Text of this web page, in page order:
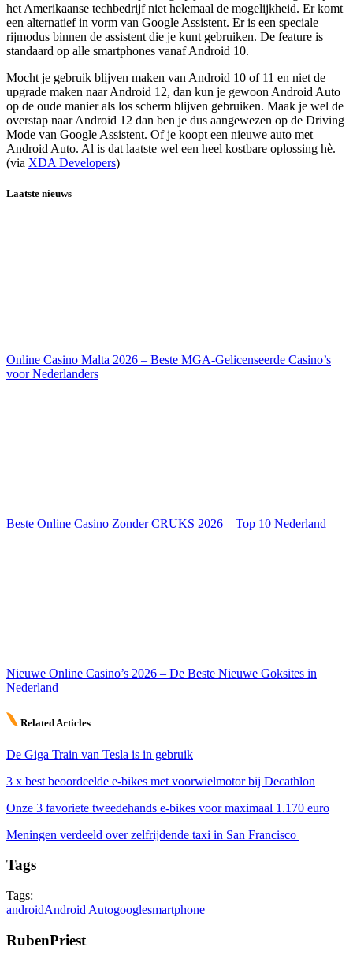
het Amerikaanse techbedrijf niet helemaal de mogelijkheid. Er komt
een alternatief in vorm van Google Assistent. Er is een speciale
rijmodus binnen de assistent die je kunt gebruiken. De feature is
standaard op alle smartphones vanaf Android 10.
Mocht je gebruik blijven maken van Android 10 of 11 en niet de
upgrade maken naar Android 12, dan kun je gewoon Android Auto
op de oude manier als los scherm blijven gebruiken. Maak je wel de
overstap naar Android 12 dan ben je dus aangewezen op de Driving
Mode van Google Assistent. Of je koopt een nieuwe auto met
Android Auto. Al is dat laatste wel een heel kostbare oplossing hè.
(via XDA Developers)
Laatste nieuws
Online Casino Malta 2026 – Beste MGA-Gelicenseerde Casino’s
voor Nederlanders
Beste Online Casino Zonder CRUKS 2026 – Top 10 Nederland
Nieuwe Online Casino’s 2026 – De Beste Nieuwe Goksites in
Nederland
Related Articles
De Giga Train van Tesla is in gebruik
3 x best beoordeelde e-bikes met voorwielmotor bij Decathlon
Onze 3 favoriete tweedehands e-bikes voor maximaal 1.170 euro
Meningen verdeeld over zelfrijdende taxi in San Francisco
Tags
Tags:
androidAndroid Autogooglesmartphone
RubenPriest